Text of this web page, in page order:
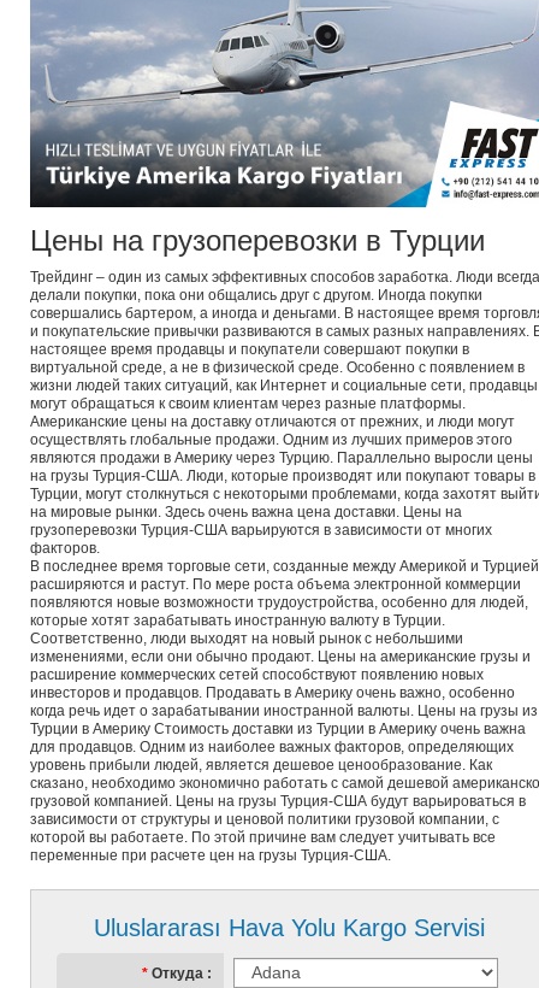
Uluslararası Hava Yolu Kargo Servisi
Откуда
Цены на грузоперевозки в Турции
Трейдинг – один из самых эффективных способов заработка. Люди всегда
делали покупки, пока они общались друг с другом. Иногда покупки
совершались бартером, а иногда и деньгами. В настоящее время
и покупательские привычки развиваются в самых разных направлениях.
настоящее время продавцы и покупатели совершают покупки в
виртуальной среде, а не в физической среде. Особенно с появлением в
жизни людей таких ситуаций, как Интернет и социальные сети, продавцы
могут обращаться к своим клиентам через разные платформы.
Американские цены на доставку отличаются от прежних, и люди могут
осуществлять глобальные продажи. Одним из лучших примеров этого
являются продажи в Америку через Турцию. Параллельно выросли цены
на грузы Турция-США. Люди, которые производят или покупают товары в
Турции, могут столкнуться с некоторыми проблемами, когда захотят
на мировые рынки. Здесь очень важна цена доставки. Цены на
грузоперевозки Турция-США варьируются в зависимости от многих
факторов.
В последнее время торговые сети, созданные между Америкой и
расширяются и растут. По мере роста объема электронной коммерции
появляются новые возможности трудоустройства, особенно для людей,
которые хотят зарабатывать иностранную валюту в Турции.
Соответственно, люди выходят на новый рынок с небольшими
изменениями, если они обычно продают. Цены на американские грузы и
расширение коммерческих сетей способствуют появлению новых
инвесторов и продавцов. Продавать в Америку очень важно, особенно
когда речь идет о зарабатывании иностранной валюты. Цены на грузы из
Турции в Америку Стоимость доставки из Турции в Америку очень важна
для продавцов. Одним из наиболее важных факторов, определяющих
уровень прибыли людей, является дешевое ценообразование. Как
сказано, необходимо экономично работать с самой дешевой
грузовой компанией. Цены на грузы Турция-США будут варьироваться в
зависимости от структуры и ценовой политики грузовой компании, с
которой вы работаете. По этой причине вам следует учитывать все
переменные при расчете цен на грузы Турция-США.